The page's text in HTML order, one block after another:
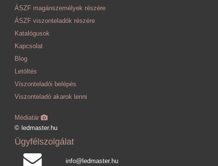
ÁSZF magánszemélyek részére
ÁSZF viszonteladók részére
Katalógusok
Kapcsolat
Blog
Letöltés
Viszonteladói belépés
Viszonteladó akarok lenni
Médiatár
© ledmaster.hu
Ügyfélszolgálat
info@ledmaster.hu